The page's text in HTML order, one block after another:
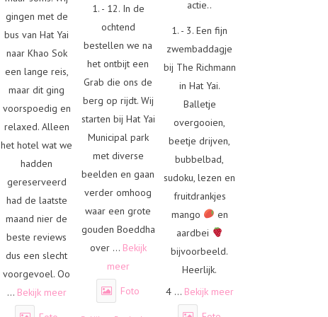
gingen met de
bus van Hat Yai
naar Khao Sok
een lange reis,
maar dit ging
voorspoedig en
relaxed. Alleen
het hotel wat we
hadden
gereserveerd
had de laatste
maand nier de
beste reviews
dus een slecht
voorgevoel. Oo
... Bekijk meer
1. - 12. In de
ochtend
bestellen we na
het ontbijt een
Grab die ons de
berg op rijdt. Wij
starten bij Hat Yai
Municipal park
met diverse
beelden en gaan
verder omhoog
waar een grote
gouden Boeddha
over ... Bekijk
meer
Foto
actie..
1. - 3. Een fijn
zwembaddagje
bij The Richmann
in Hat Yai.
Balletje
overgooien,
beetje drijven,
bubbelbad,
sudoku, lezen en
fruitdrankjes
mango
en
aardbei
bijvoorbeeld.
Heerlijk.
4 ... Bekijk meer